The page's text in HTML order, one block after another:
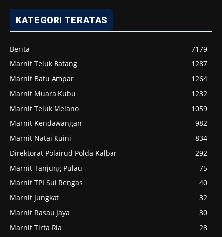
KATEGORI TERATAS
Berita
7179
Marnit Teluk Batang
1287
Marnit Batu Ampar
1264
Marnit Muara Kubu
1232
Marnit Teluk Melano
1059
Marnit Kendawangan
982
Marnit Natai Kuini
834
Direktorat Polairud Polda Kalbar
292
Marnit Tanjung Pulau
75
Marnit TPI Sui Rengas
40
Marnit Jungkat
32
Marnit Rasau Jaya
30
Marnit Tirta Ria
28